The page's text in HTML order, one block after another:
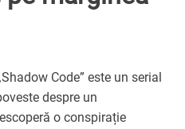
Code” este un serial
despre un
o conspirație